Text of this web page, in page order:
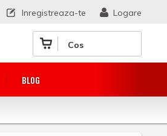
Cos
BLOG
Logare
Inregistreaza-te